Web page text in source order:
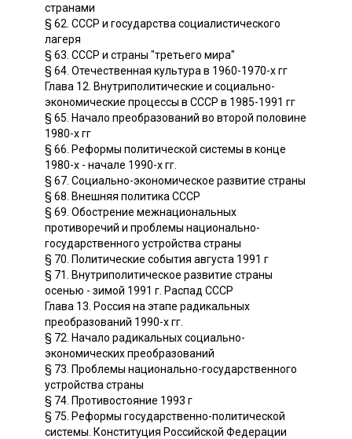
странами
§ 62. СССР и государства социалистического
лагеря
§ 63. СССР и страны "третьего мира"
§ 64. Отечественная культура в 1960-1970-х гг
Глава 12. Внутриполитические и социально-
экономические процессы в СССР в 1985-1991 гг
§ 65. Начало преобразований во второй половине
1980-х гг
§ 66. Реформы политической системы в конце
1980-х - начале 1990-х гг.
§ 67. Социально-экономическое развитие страны
§ 68. Внешняя политика СССР
§ 69. Обострение межнациональных
противоречий и проблемы национально-
государственного устройства страны
§ 70. Политические события августа 1991 г
§ 71. Внутриполитическое развитие страны
осенью - зимой 1991 г. Распад СССР
Глава 13. Россия на этапе радикальных
преобразований 1990-х гг.
§ 72. Начало радикальных социально-
экономических преобразований
§ 73. Проблемы национально-государственного
устройства страны
§ 74. Противостояние 1993 г
§ 75. Реформы государственно-политической
системы. Конституция Российской Федерации